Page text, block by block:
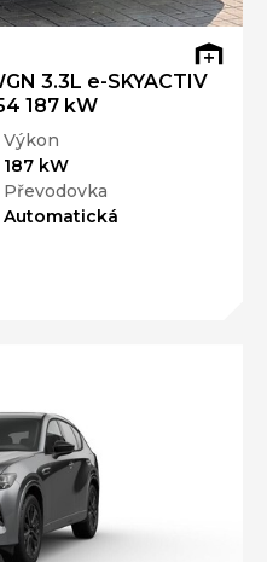
3.3L e-SKYACTIV
187 kW
Výkon
187 kW
Převodovka
Automatická